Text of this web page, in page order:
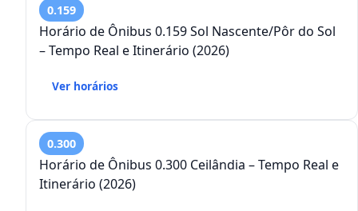
0.159
Horário de Ônibus 0.159 Sol Nascente/Pôr do Sol
– Tempo Real e Itinerário (2026)
Ver horários
0.300
Horário de Ônibus 0.300 Ceilândia – Tempo Real e
Itinerário (2026)